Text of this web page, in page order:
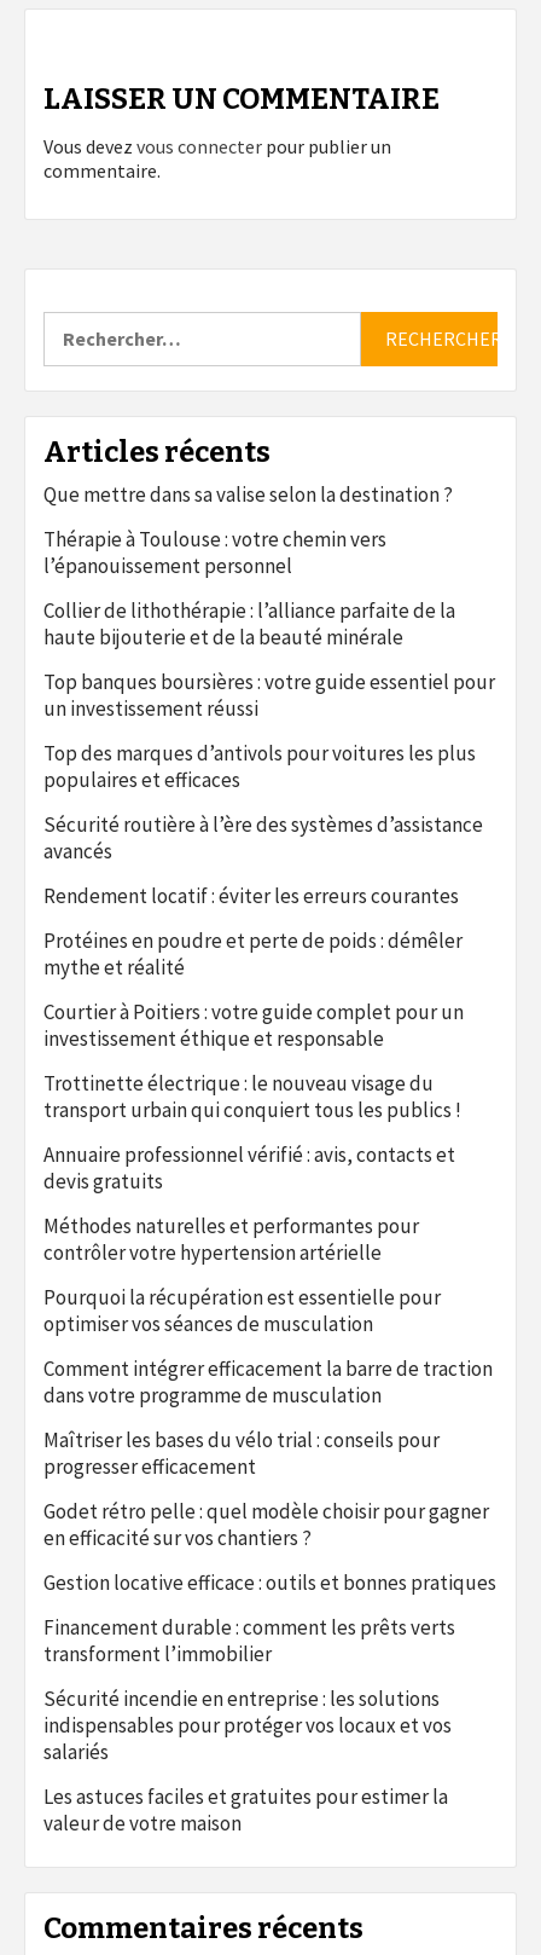
LAISSER UN COMMENTAIRE
Vous devez vous connecter pour publier un
commentaire.
Articles récents
Que mettre dans sa valise selon la destination ?
Thérapie à Toulouse : votre chemin vers
l’épanouissement personnel
Collier de lithothérapie : l’alliance parfaite de la
haute bijouterie et de la beauté minérale
Top banques boursières : votre guide essentiel pour
un investissement réussi
Top des marques d’antivols pour voitures les plus
populaires et efficaces
Sécurité routière à l’ère des systèmes d’assistance
avancés
Rendement locatif : éviter les erreurs courantes
Protéines en poudre et perte de poids : démêler
mythe et réalité
Courtier à Poitiers : votre guide complet pour un
investissement éthique et responsable
Trottinette électrique : le nouveau visage du
transport urbain qui conquiert tous les publics !
Annuaire professionnel vérifié : avis, contacts et
devis gratuits
Méthodes naturelles et performantes pour
contrôler votre hypertension artérielle
Pourquoi la récupération est essentielle pour
optimiser vos séances de musculation
Comment intégrer efficacement la barre de traction
dans votre programme de musculation
Maîtriser les bases du vélo trial : conseils pour
progresser efficacement
Godet rétro pelle : quel modèle choisir pour gagner
en efficacité sur vos chantiers ?
Gestion locative efficace : outils et bonnes pratiques
Financement durable : comment les prêts verts
transforment l’immobilier
Sécurité incendie en entreprise : les solutions
indispensables pour protéger vos locaux et vos
salariés
Les astuces faciles et gratuites pour estimer la
valeur de votre maison
Commentaires récents